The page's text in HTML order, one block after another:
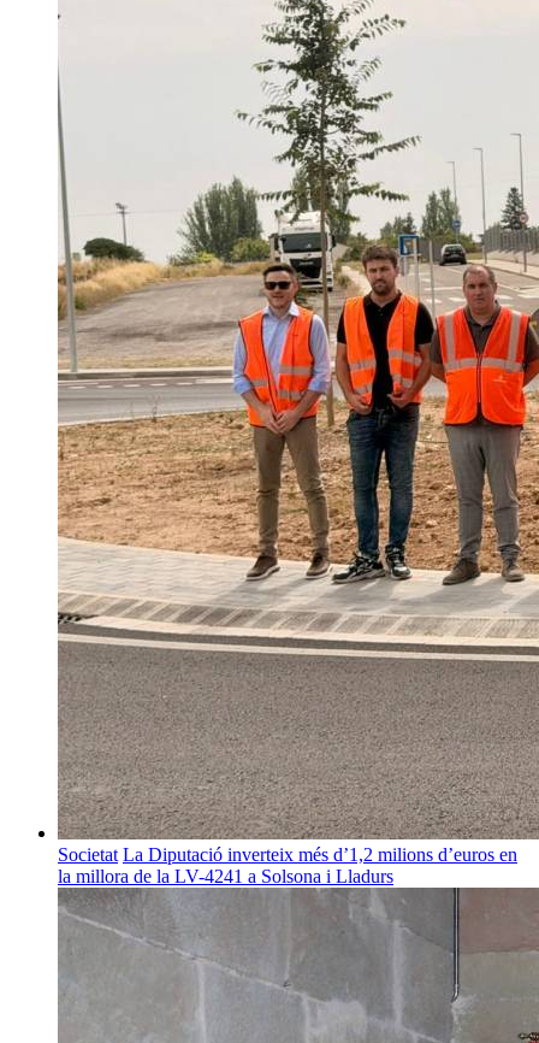
Societat La Diputació inverteix més d’1,2 milions d’euros en
la millora de la LV-4241 a Solsona i Lladurs